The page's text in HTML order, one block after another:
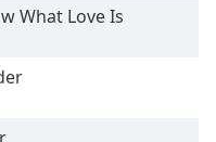
What Love Is